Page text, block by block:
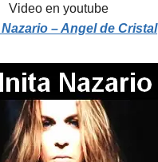
Video en youtube
– Angel de Cristal